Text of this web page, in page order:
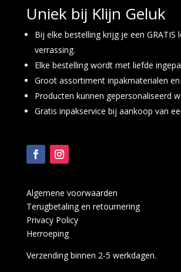
Uniek bij Klijn Geluk
Bij elke bestelling krijg je een GRATIS
verrassing.
Elke bestelling wordt met liefde
Groot assortiment inpakmaterialen
Producten kunnen gepersonaliseerd
Gratis inpakservice bij aankoop van
Algemene voorwaarden
Terugbetaling en retournering
Privacy Policy
Herroeping
Verzending binnen 2-5 werkdagen.